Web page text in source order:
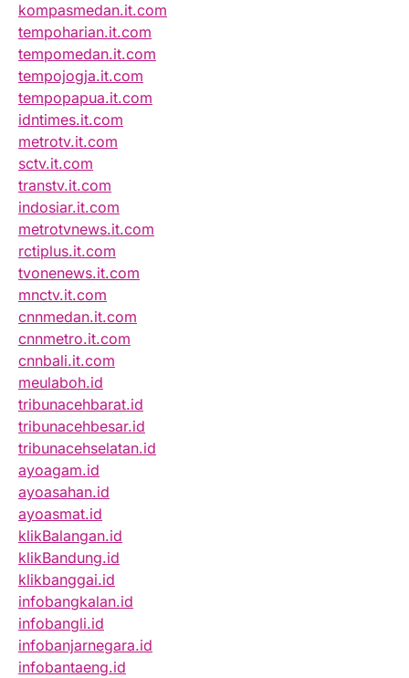
kompasmedan.it.com
tempoharian.it.com
tempomedan.it.com
tempojogja.it.com
tempopapua.it.com
idntimes.it.com
metrotv.it.com
sctv.it.com
transtv.it.com
indosiar.it.com
metrotvnews.it.com
rctiplus.it.com
tvonenews.it.com
mnctv.it.com
cnnmedan.it.com
cnnmetro.it.com
cnnbali.it.com
meulaboh.id
tribunacehbarat.id
tribunacehbesar.id
tribunacehselatan.id
ayoagam.id
ayoasahan.id
ayoasmat.id
klikBalangan.id
klikBandung.id
klikbanggai.id
infobangkalan.id
infobangli.id
infobanjarnegara.id
infobantaeng.id